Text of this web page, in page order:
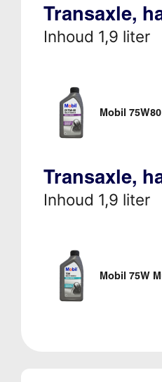
Transaxle,
Inhoud 1,9 liter
Mobil
Transaxle,
Inhoud 1,9 liter
Mobil 75W